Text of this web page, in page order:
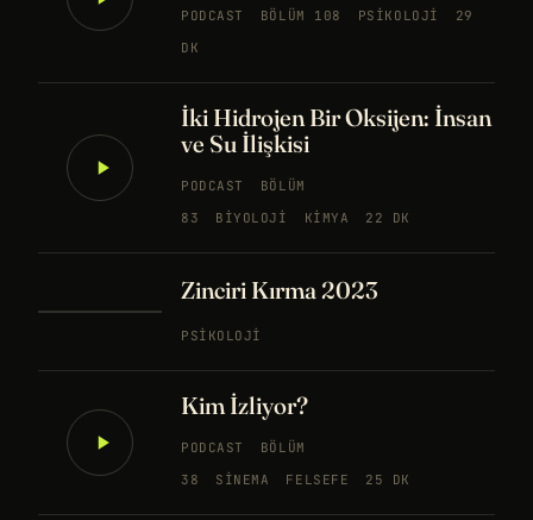
PODCAST BÖLÜM 108 PSIKOLOJI
29
DK
İki Hidrojen Bir Oksijen: İnsan
ve Su İlişkisi
PODCAST
BÖLÜM
83
BIYOLOJI KIMYA 22 DK
Zinciri Kırma 2023
PSIKOLOJI
Kim İzliyor?
PODCAST
BÖLÜM
38
SINEMA FELSEFE 25 DK